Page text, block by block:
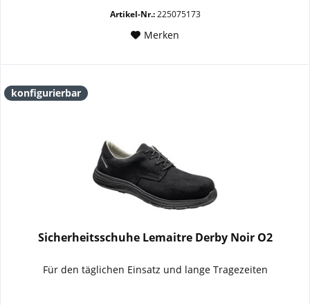
Artikel-Nr.:225075173
Merken
konfigurierbar
Sicherheitsschuhe Lemaitre Derby Noir O2
Für den täglichen Einsatz und lange Tragezeiten